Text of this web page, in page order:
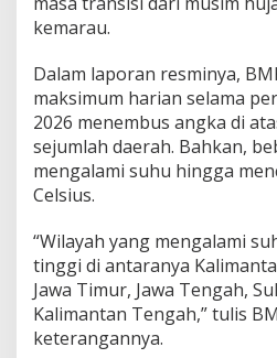
a
I
n
i
T
e
r
w
a
b
S
kemarau.
Dalam laporan resminya,
maksimum harian selama
2026 menembus angka di
sejumlah daerah. Bahkan,
mengalami suhu hingga
Celsius.
“Wilayah yang mengalami
tinggi di antaranya
Jawa Timur, Jawa Tengah,
Kalimantan Tengah,” tulis
keterangannya.